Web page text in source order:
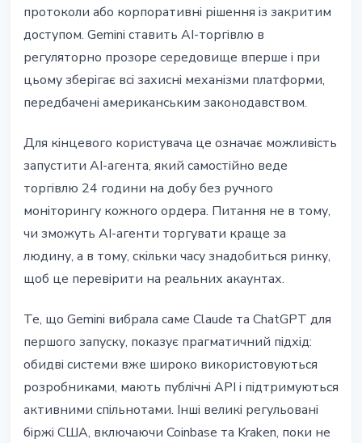
протоколи або корпоративні рішення із закритим
доступом. Gemini ставить AI-торгівлю в
регуляторно прозоре середовище вперше і при
цьому зберігає всі захисні механізми платформи,
передбачені американським законодавством.
Для кінцевого користувача це означає можливість
запустити AI-агента, який самостійно веде
торгівлю 24 години на добу без ручного
моніторингу кожного ордера. Питання не в тому,
чи зможуть AI-агенти торгувати краще за
людину, а в тому, скільки часу знадобиться ринку,
щоб це перевірити на реальних акаунтах.
Те, що Gemini вибрала саме Claude та ChatGPT для
першого запуску, показує прагматичний підхід:
обидві системи вже широко використовуються
розробниками, мають публічні API і підтримуються
активними спільнотами. Інші великі регульовані
біржі США, включаючи Coinbase та Kraken, поки не